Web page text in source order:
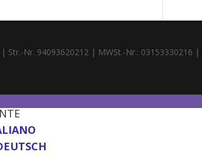
Str.-Nr. 94093620212 | MWSt.-Nr.: 03153330216 |